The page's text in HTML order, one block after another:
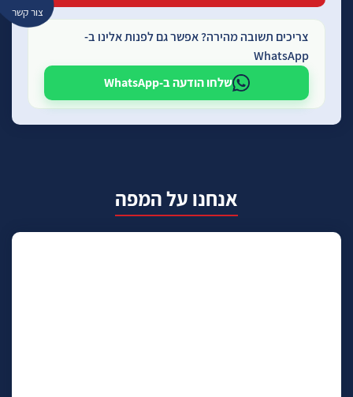
צור קשר
צריכים תשובה מהירה? אפשר גם לפנות אלינו ב-
WhatsApp
שלחו הודעה ב-WhatsApp
אנחנו על המפה